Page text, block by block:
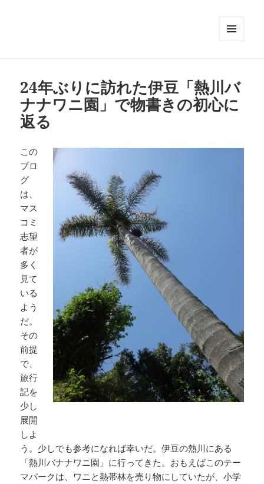
24年ぶりに訪れた伊豆「熱川バ
ナナワニ園」で物書きの初心に
返る
この
ブロ
グ
は、
マス
コミ
志望
者が
多く
見て
いる
よう
だ。
その
前提
で、
旅行
記を
少し
展開
しよ
う。少しでも参考になれば幸いだ。伊豆の熱川にある
「熱川バナナワニ園」に行ってきた。おもえばこのテー
マパークは、ワニと熱帯林を売り物にしていたが、小学